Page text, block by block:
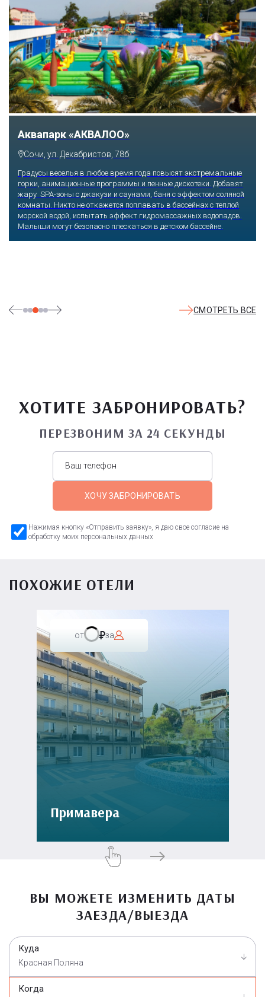
Аквапарк «АКВАЛОО»
Сочи, ул. Декабристов, 78б
Градусы веселья в любое время года повысят экстремальные
горки, анимационные программы и пенные дискотеки. Добавят
жару SPA-зоны с джакузи и саунами, баня с эффектом соляной
комнаты. Никто не откажется поплавать в бассейнах с теплой
морской водой, испытать эффект гидромассажных водопадов.
Малыши могут безопасно плескаться в детском бассейне.
СМОТРЕТЬ ВСЕ
ХОТИТЕ ЗАБРОНИРОВАТЬ?
ПЕРЕЗВОНИМ ЗА 24 СЕКУНДЫ
ХОЧУ ЗАБРОНИРОВАТЬ
Нажимая кнопку «Отправить заявку», я даю свое согласие на
обработку моих персональных данных
ПОХОЖИЕ ОТЕЛИ
от за
Примавера
ВЫ МОЖЕТЕ ИЗМЕНИТЬ ДАТЫ
ЗАЕЗДА/ВЫЕЗДА
Куда
Красная Поляна
Когда